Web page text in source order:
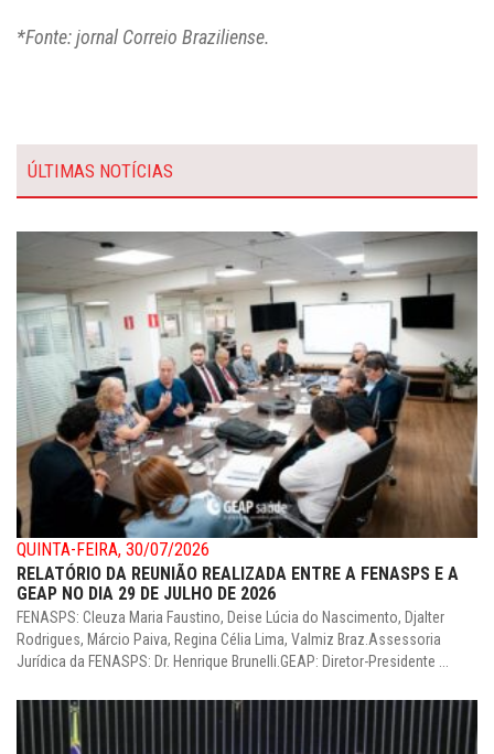
*Fonte: jornal Correio Braziliense.
ÚLTIMAS NOTÍCIAS
QUINTA-FEIRA, 30/07/2026
RELATÓRIO DA REUNIÃO REALIZADA ENTRE A FENASPS E A
GEAP NO DIA 29 DE JULHO DE 2026
FENASPS: Cleuza Maria Faustino, Deise Lúcia do Nascimento, Djalter
Rodrigues, Márcio Paiva, Regina Célia Lima, Valmiz Braz.Assessoria
Jurídica da FENASPS: Dr. Henrique Brunelli.GEAP: Diretor-Presidente ...